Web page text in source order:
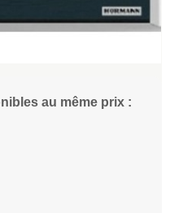
au même prix :